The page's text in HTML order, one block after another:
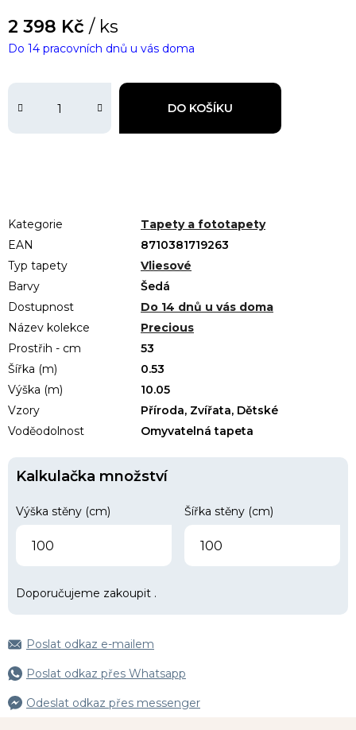
2 398 Kč / ks
DO KOŠÍKU
Do 14 pracovních dnů u vás doma
Kategorie
Tapety a fototapety
EAN
8710381719263
Typ tapety
Vliesové
Barvy
Šedá
Dostupnost
Do 14 dnů u vás doma
Název kolekce
Precious
Prostřih - cm
53
Šířka (m)
0.53
Výška (m)
10.05
Vzory
Příroda, Zvířata, Dětské
Voděodolnost
Omyvatelná tapeta
Kalkulačka množství
Výška stěny (cm) Šířka stěny (cm)
Doporučujeme zakoupit .
Poslat odkaz e-mailem
Poslat odkaz přes Whatsapp
Odeslat odkaz přes messenger